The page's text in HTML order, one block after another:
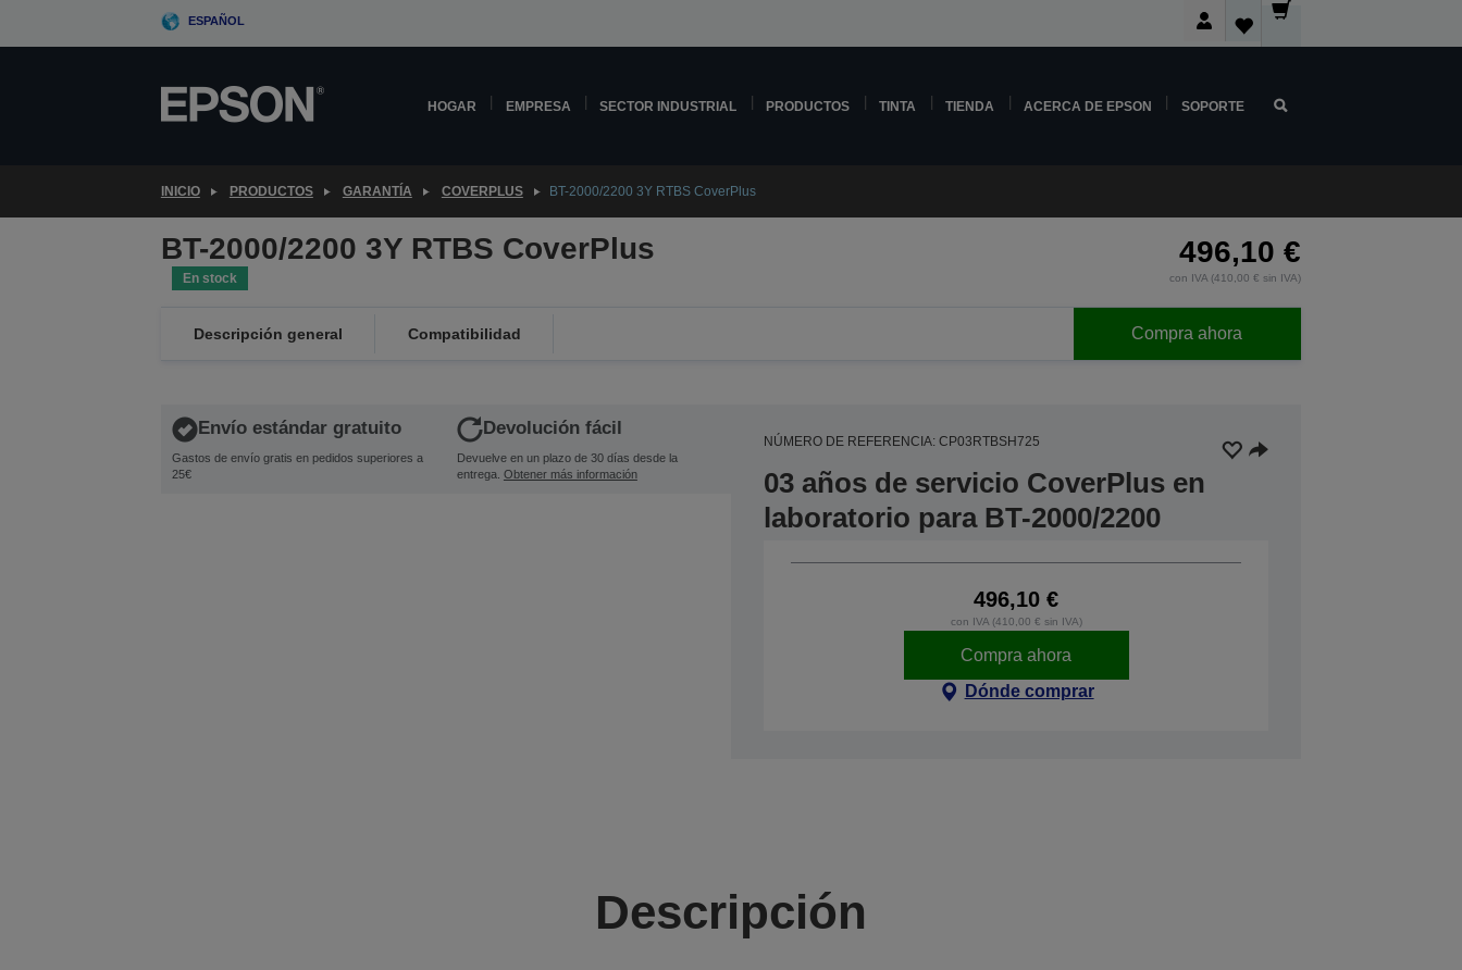
ESPAÑOL
HOGAR EMPRESA SECTOR INDUSTRIAL PRODUCTOS TINTA TIENDA ACERCA DE EPSON SOPORTE
INICIO PRODUCTOS GARANTÍA COVERPLUS BT-2000/2200 3Y RTBS CoverPlus
BT-2000/2200 3Y RTBS CoverPlus
En stock
496,10 €
con IVA (410,00 € sin IVA)
Descripción general Compatibilidad Compra ahora
Envío estándar gratuito
Gastos de envío gratis en pedidos superiores a
25€
Devolución fácil
Devuelve en un plazo de 30 días desde la
entrega. Obtener más información
NÚMERO DE REFERENCIA: CP03RTBSH725
03 años de servicio CoverPlus en
laboratorio para BT-2000/2200
496,10 €
con IVA (410,00 € sin IVA)
Compra ahora
Dónde comprar
Descripción